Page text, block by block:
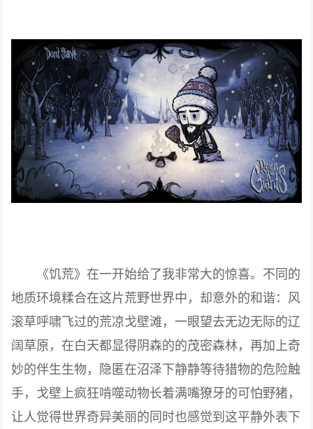
《饥荒》在一开始给了我非常大的惊喜。不同的
地质环境糅合在这片荒野世界中，却意外的和谐：风
滚草呼啸飞过的荒凉戈壁滩，一眼望去无边无际的辽
阔草原，在白天都显得阴森的的茂密森林，再加上奇
妙的伴生生物，隐匿在沼泽下静静等待猎物的危险触
手，戈壁上疯狂啃噬动物长着满嘴獠牙的可怕野猪，
让人觉得世界奇异美丽的同时也感觉到这平静外表下